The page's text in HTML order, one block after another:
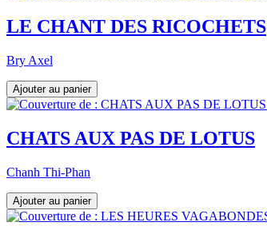
LE CHANT DES RICOCHETS
Bry Axel
CHATS AUX PAS DE LOTUS
Chanh Thi-Phan